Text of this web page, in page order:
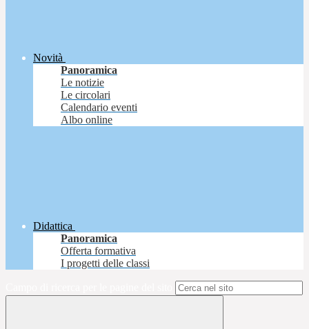
Novità
Panoramica
Le notizie
Le circolari
Calendario eventi
Albo online
Didattica
Panoramica
Offerta formativa
I progetti delle classi